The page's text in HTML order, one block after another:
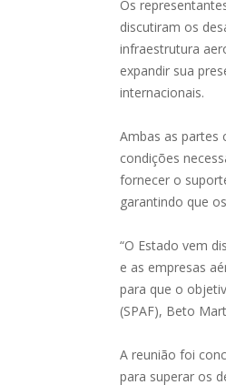
Os
discutiram os
infraestrutura
expandir sua
internacionais.
Ambas as partes
condições
fornecer o
garantindo que
“O Estado vem
e as empresas
para que o
(SPAF), Beto
A reunião foi
para superar os